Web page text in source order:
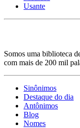
Usante
Somos uma biblioteca
com mais de 200 mil
Sinônimos
Destaque do dia
Antônimos
Blog
Nomes